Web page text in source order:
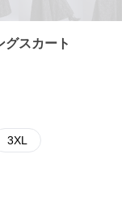
グスカート
3XL